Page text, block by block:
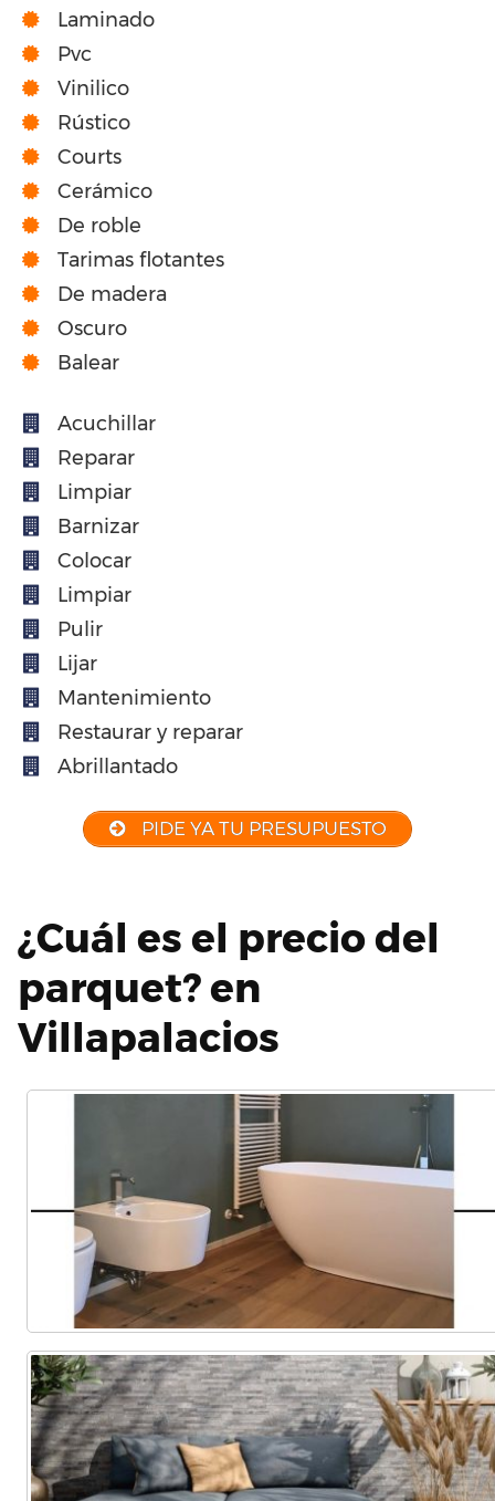
Laminado
Pvc
Vinilico
Rústico
Courts
Cerámico
De roble
Tarimas flotantes
De madera
Oscuro
Balear
Acuchillar
Reparar
Limpiar
Barnizar
Colocar
Limpiar
Pulir
Lijar
Mantenimiento
Restaurar y reparar
Abrillantado
PIDE YA TU PRESUPUESTO
¿Cuál es el precio del
parquet? en
Villapalacios